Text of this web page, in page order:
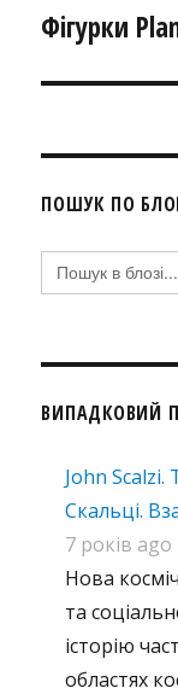
Наступний
Фігурки
ПОШУК ПО
Search
for:
ВИПАДКОВИЙ
John
Скальці.
7 років ago
Нова
та
історію
областях